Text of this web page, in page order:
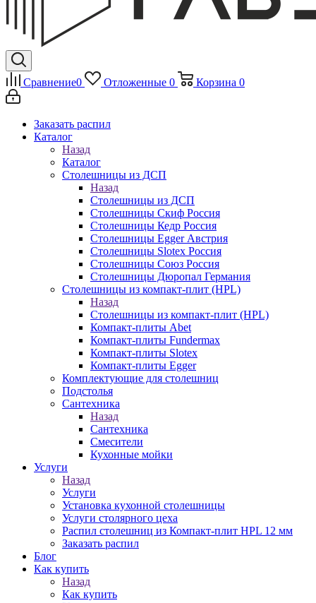
Сравнение0 Отложенные 0 Корзина 0
Заказать распил
Каталог
Назад
Каталог
Столешницы из ДСП
Назад
Столешницы из ДСП
Столешницы Скиф Россия
Столешницы Кедр Россия
Столешницы Egger Австрия
Столешницы Slotex Россия
Столешницы Союз Россия
Столешницы Дюропал Германия
Столешницы из компакт-плит (HPL)
Назад
Столешницы из компакт-плит (HPL)
Компакт-плиты Abet
Компакт-плиты Fundermax
Компакт-плиты Slotex
Компакт-плиты Egger
Комплектующие для столешниц
Подстолья
Сантехника
Назад
Сантехника
Смесители
Кухонные мойки
Услуги
Назад
Услуги
Установка кухонной столешницы
Услуги столярного цеха
Распил столешниц из Компакт-плит HPL 12 мм
Заказать распил
Блог
Как купить
Назад
Как купить